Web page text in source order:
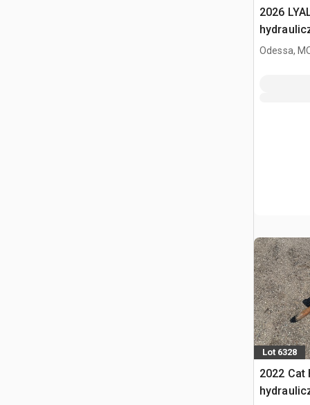
2026
Odessa,
Lot 6328
2022 Cat